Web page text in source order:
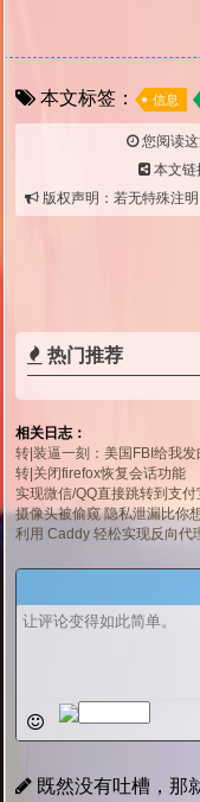
本文标签： 信息
您阅读这
本文链
版权声明：若无特殊注
热门推荐
相关日志：
转|装逼一刻：美国FBI给我发
转|关闭firefox恢复会话功能
实现微信/QQ直接跳转到支付
摄像头被偷窥 隐私泄漏比你
利用 Caddy 轻松实现反向代
既然没有吐槽，那